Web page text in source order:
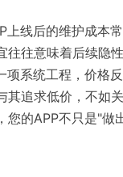
上线后的维护成本
往往意味着后续隐
系统工程，价格反
其追求低价，不如
您的APP不只是"做